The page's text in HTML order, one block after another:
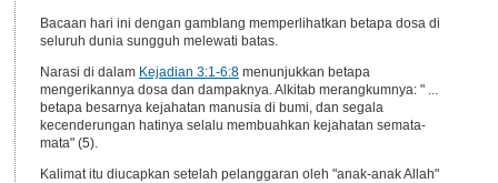
Bacaan hari ini dengan gamblang memperlihatkan betapa dosa di
seluruh dunia sungguh melewati batas.
Narasi di dalam Kejadian 3:1-6:8menunjukkan betapa
mengerikannya dosa dan dampaknya. Alkitab merangkumnya: " ...
betapa besarnya kejahatan manusia di bumi, dan segala
kecenderungan hatinya selalu membuahkan kejahatan semata-
mata" (5).
Kalimat itu diucapkan setelah pelanggaran oleh "anak-anak Allah"